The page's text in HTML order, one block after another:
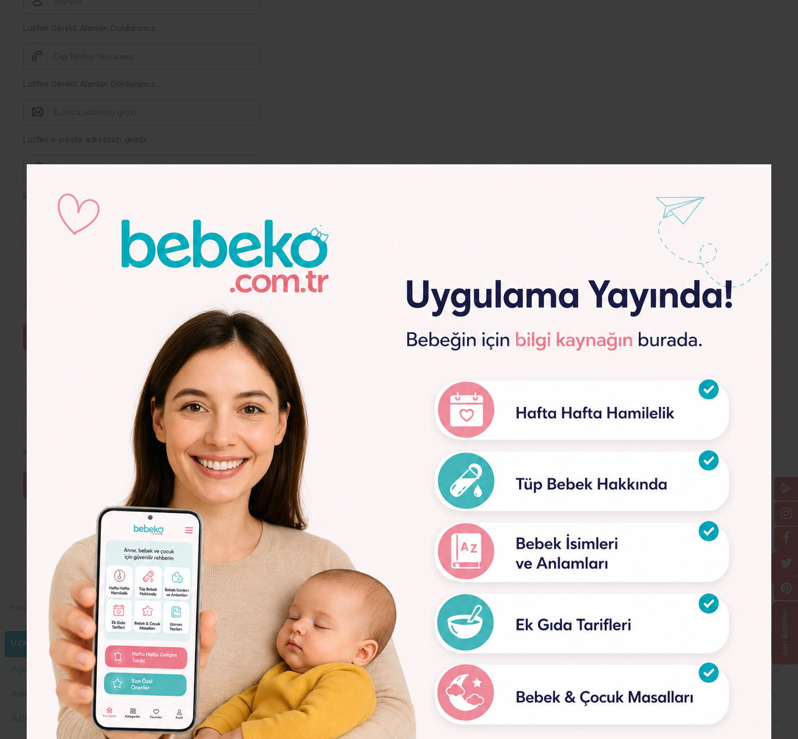
Lütfen Gerekli Alanları Doldurunuz.
Lütfen Gerekli Alanları Doldurunuz.
Lütfen e-posta adresinizi giriniz
Lütfen Gerekli Alanları Doldurunuz.
okudum. Onaylıyorum.
ŞİFRE SIFIRLA
Lütfen e-posta adresinizi giriniz
Yazarlarımız Duygu Çelikman
UZMANLARIMIZ
Ağız ve Diş Sağlığı
Anne Yazar
Astroloji